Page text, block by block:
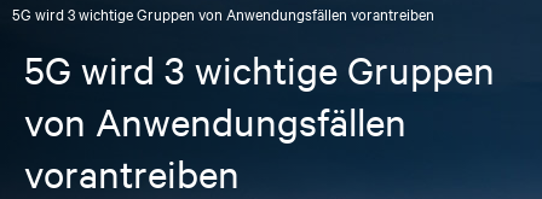
5G wird 3 wichtige Gruppen von Anwendungsfällen vorantreiben
5G wird 3 wichtige Gruppen
von Anwendungsfällen
vorantreiben